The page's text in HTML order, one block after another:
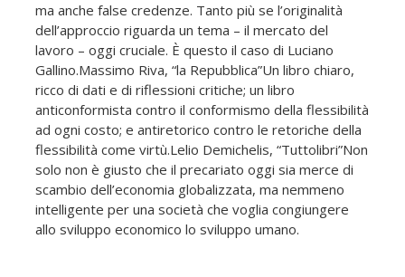
ma anche false credenze. Tanto più se l’originalità
dell’approccio riguarda un tema – il mercato del
lavoro – oggi cruciale. È questo il caso di Luciano
Gallino.Massimo Riva, “la Repubblica”Un libro chiaro,
ricco di dati e di riflessioni critiche; un libro
anticonformista contro il conformismo della flessibilità
ad ogni costo; e antiretorico contro le retoriche della
flessibilità come virtù.Lelio Demichelis, “Tuttolibri”Non
solo non è giusto che il precariato oggi sia merce di
scambio dell’economia globalizzata, ma nemmeno
intelligente per una società che voglia congiungere
allo sviluppo economico lo sviluppo umano.